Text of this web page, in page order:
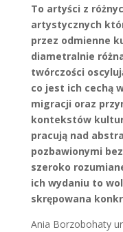
To artyści z
artystycznych
przez odmienne
diametralnie
twórczości
co jest ich cechą
migracji oraz
kontekstów
pracują nad
pozbawionymi
szeroko
ich wydaniu to
skrępowana
Ania Borzobohaty